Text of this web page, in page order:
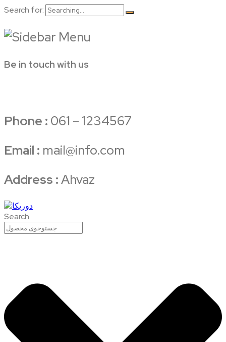
Search for:
Be in touch with us
Phone : 061 – 1234567
Email : mail@info.com
Address :Ahvaz
Search